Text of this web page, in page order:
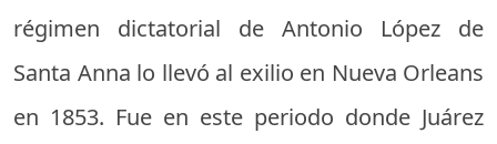
régimen dictatorial de Antonio López de
Santa Anna lo llevó al exilio en Nueva Orleans
en 1853. Fue en este periodo donde Juárez